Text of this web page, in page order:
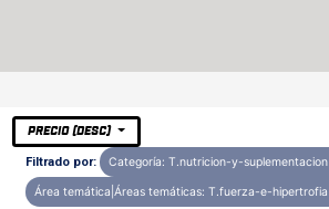
PRECIO (DESC)
Filtrado por: Categoría: T.nutricion-y-suplementacion
Área temática|Áreas temáticas: T.fuerza-e-hipertrofia